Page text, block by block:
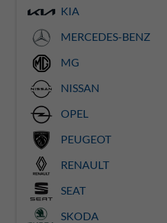
KIA
MERCEDES-BENZ
MG
NISSAN
OPEL
PEUGEOT
RENAULT
SEAT
SKODA